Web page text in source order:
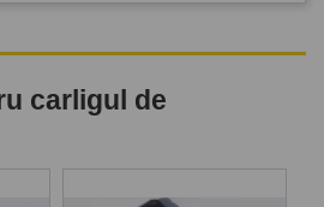
carligul de